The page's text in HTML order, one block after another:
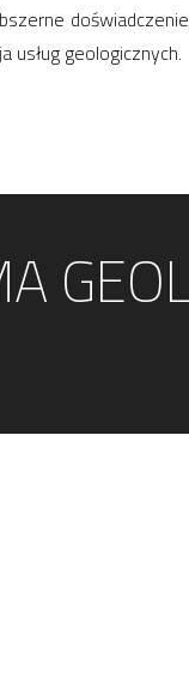
usług geologicznych.